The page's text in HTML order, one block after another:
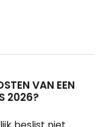
VAN EEN
2026?